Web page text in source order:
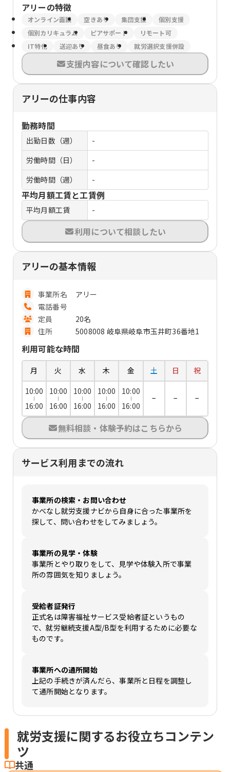
アリーの特徴
オンライン面談 空きあり 集団支援
個別支援
個別カリキュラム
ピアサポート
リモート可
IT特化
送迎あり 昼食あり 就労選択支援併設
支援内容について確認したい
アリーの仕事内容
勤務時間
出勤日数（週）
-
労働時間（日）
-
労働時間（週）
-
平均月額工賃と工賃例
平均月額工賃 -
利用について相談したい
アリーの基本情報
事業所名
アリー
電話番号
定員
20名
住所
5008008 岐阜県岐阜市玉井町36番地1
利用可能な時間
月 火 水 木 金 土 日
祝
10:00
16:00
10:00
16:00
10:00
16:00
10:00
16:00
10:00
16:00
− − −
無料相談・体験予約はこちらから
サービス利用までの流れ
事業所の検索・お問い合わせ
かべなし就労支援ナビから自身に合った事業所を
探して、問い合わせをしてみましょう。
事業所の見学・体験
事業所とやり取りをして、見学や体験入所で事業
所の雰囲気を知りましょう。
受給者証発行
正式名は障害福祉サービス受給者証というもの
で、就労継続支援A型/B型を利用するために必要な
ものです。
事業所への通所開始
上記の手続きが済んだら、事業所と日程を調整し
て通所開始となります。
就労支援に関するお役立ちコンテン
ツ
共通